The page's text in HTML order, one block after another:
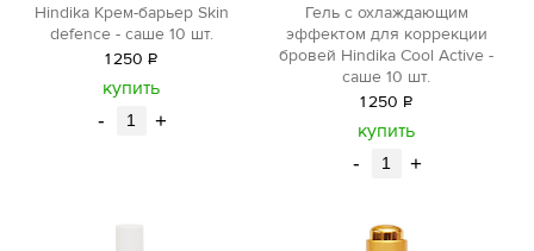
Hindika Крем-барьер Skin
defence - саше 10 шт.
1250 Р
уб.
купить
- +
Гель с охлаждающим
эффектом для коррекции
бровей Hindika Cool Active -
саше 10 шт.
1250 Р
уб.
купить
- +